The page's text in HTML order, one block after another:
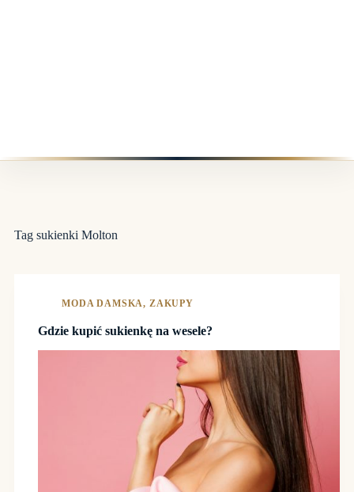
Tag sukienki Molton
MODA DAMSKA, ZAKUPY
Gdzie kupić sukienkę na wesele?